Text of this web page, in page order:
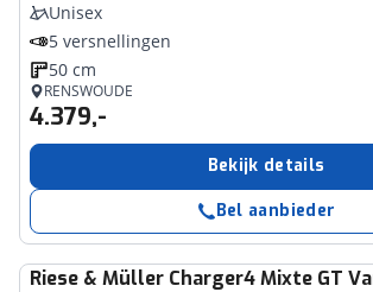
Unisex
5 versnellingen
50 cm
RENSWOUDE
4.379,-
Bekijk details
Bel aanbieder
Riese & Müller Charger4 Mixte GT